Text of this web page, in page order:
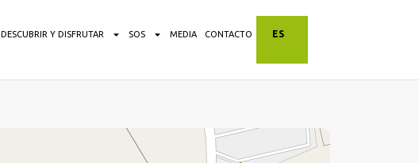
DESCUBRIR Y DISFRUTAR SOS MEDIA CONTACTO ES